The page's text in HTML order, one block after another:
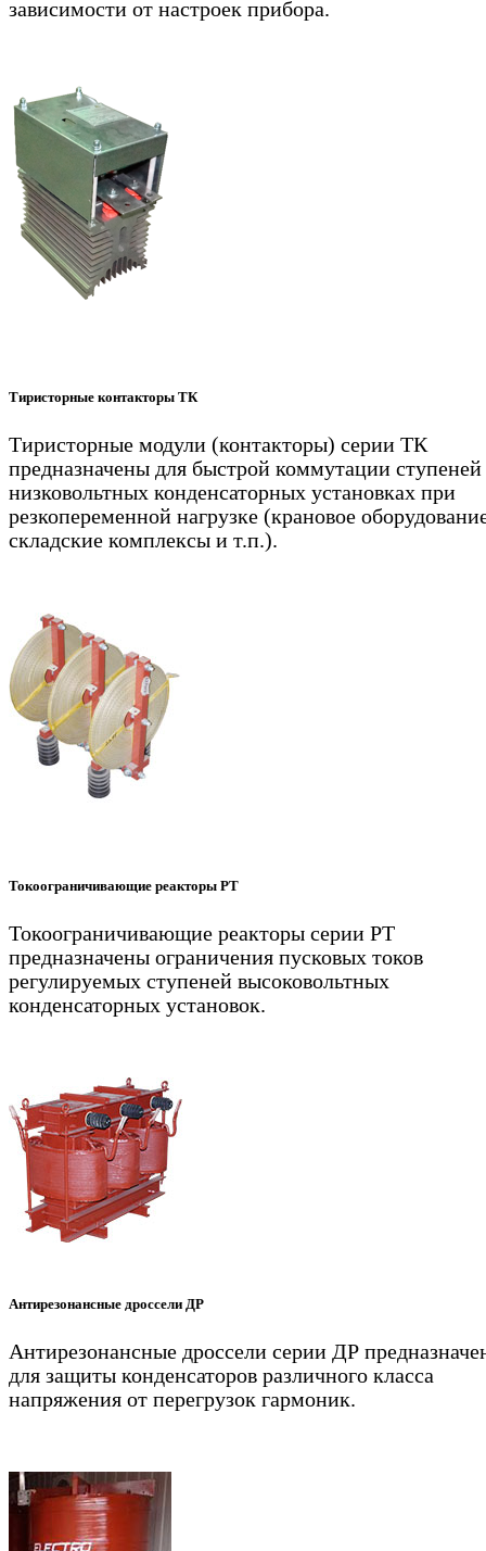
зависимости от настроек прибора.
Тиристорные контакторы ТК
Тиристорные модули (контакторы) серии ТК
предназначены для быстрой коммутации ступеней
низковольтных конденсаторных установках при
резкопеременной нагрузке (крановое
складские комплексы и т.п.).
Токоограничивающие реакторы РТ
Токоограничивающие реакторы серии РТ
предназначены ограничения пусковых токов
регулируемых ступеней высоковольтных
конденсаторных установок.
Антирезонансные дроссели ДР
Антирезонансные дроссели серии ДР
для защиты конденсаторов различного класса
напряжения от перегрузок гармоник.